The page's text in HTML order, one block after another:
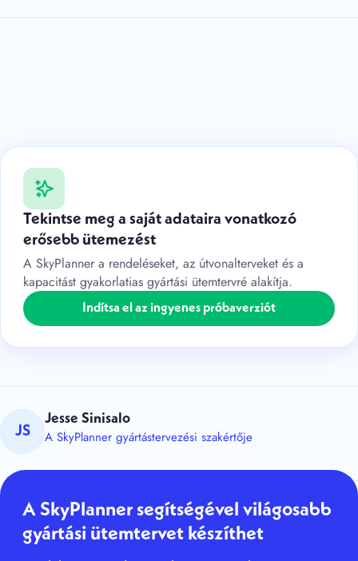
Tekintse meg a saját adataira vonatkozó
erősebb ütemezést
A SkyPlanner a rendeléseket, az útvonalterveket és a
kapacitást gyakorlatias gyártási ütemtervré alakítja.
Indítsa el az ingyenes próbaverziót
JS
Jesse Sinisalo
A SkyPlanner gyártástervezési szakértője
A SkyPlanner segítségével világosabb
gyártási ütemtervet készíthet